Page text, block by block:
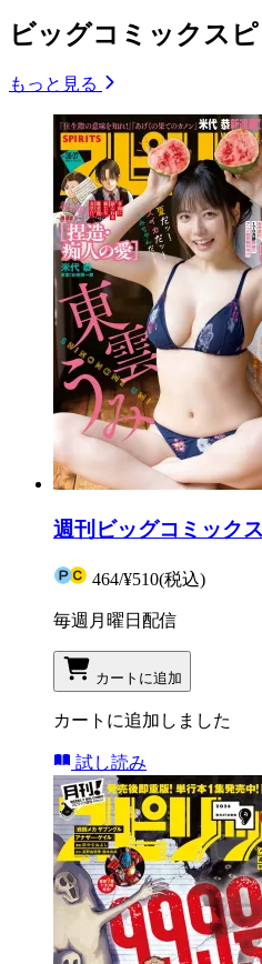
ビッグコミックス
もっと見る
週刊ビッグコミック
464/¥510(税込)
毎週月曜日配信
カートに追加
カートに追加しました
試し読み